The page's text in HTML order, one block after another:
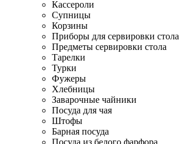
Кассероли
Супницы
Корзины
Приборы для сервировки стола
Предметы сервировки стола
Тарелки
Турки
Фужеры
Хлебницы
Заварочные чайники
Посуда для чая
Штофы
Барная посуда
Посуда из белого фарфора